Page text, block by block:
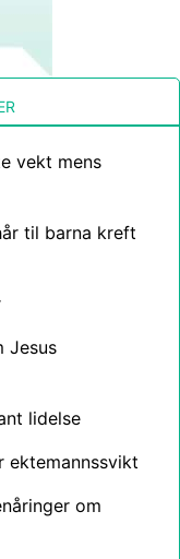
vekt mens
til barna kreft
Jesus
lidelse
ektemannssvikt
om